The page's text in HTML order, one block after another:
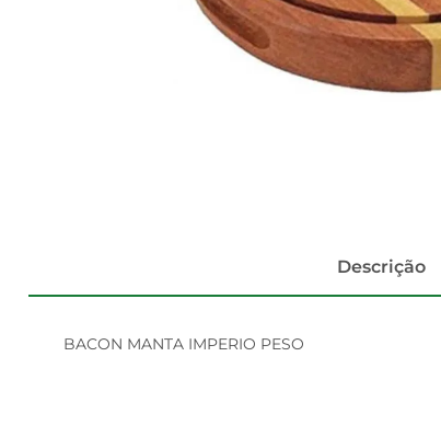
Descrição
BACON MANTA IMPERIO PESO